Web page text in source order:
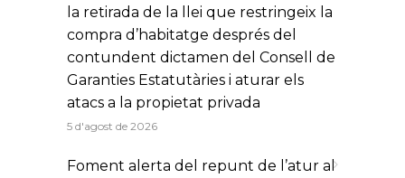
la retirada de la llei que restringeix la
compra d’habitatge després del
contundent dictamen del Consell de
Garanties Estatutàries i aturar els
atacs a la propietat privada
5 d'agost de 2026
Foment alerta del repunt de l’atur al